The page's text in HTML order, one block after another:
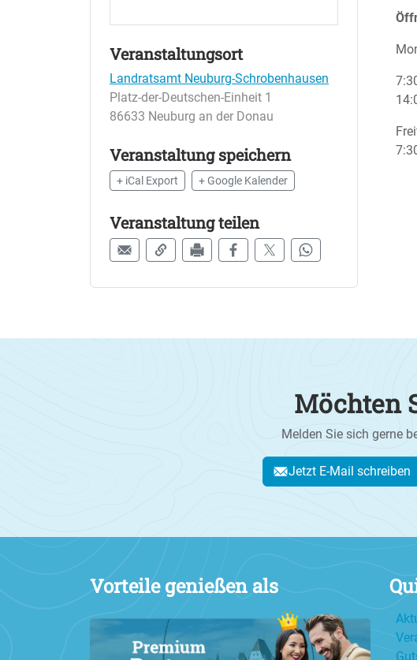
Veranstaltungsort
Landratsamt Neuburg-Schrobenhausen
Platz-der-Deutschen-Einheit 1
86633 Neuburg an der Donau
Veranstaltung speichern
+ iCal Export + Google Kalender
Veranstaltung teilen
Möchten
Melden Sie sich gerne
Jetzt E-Mail schreiben
Vorteile genießen als